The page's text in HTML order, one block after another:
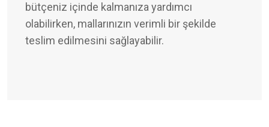
bütçeniz içinde kalmanıza yardımcı
olabilirken, mallarınızın verimli bir şekilde
teslim edilmesini sağlayabilir.